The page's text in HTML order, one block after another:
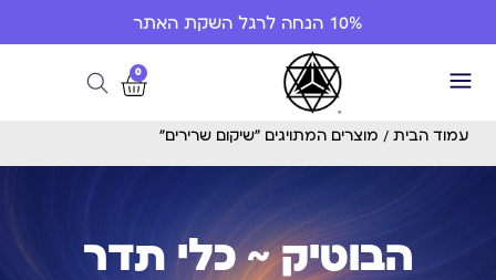
10% הנחה לרגל השקת האתר
0
עמוד הבית / מוצרים המתויגים “שיקום שרירים”
הבוטיק ~ כלי תדר